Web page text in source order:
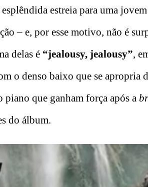
esplêndida estreia para uma
– e, por esse motivo, não é
delas é “jealousy, jealousy”,
o denso baixo que se apropria
piano que ganham força após a
do álbum.